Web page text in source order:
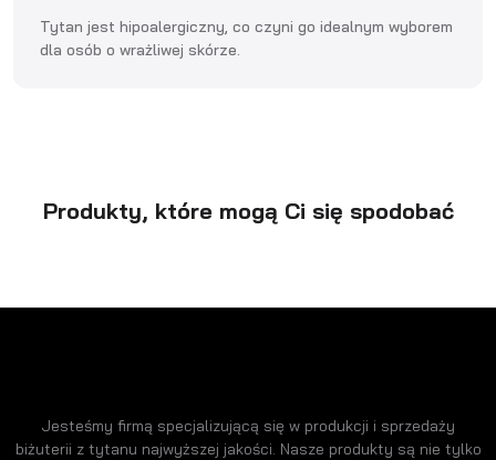
Tytan jest hipoalergiczny, co czyni go idealnym wyborem
dla osób o wrażliwej skórze.
Produkty, które mogą Ci się spodobać
Jesteśmy firmą specjalizującą się w produkcji i sprzedaży
biżuterii z tytanu najwyższej jakości. Nasze produkty są nie tylko